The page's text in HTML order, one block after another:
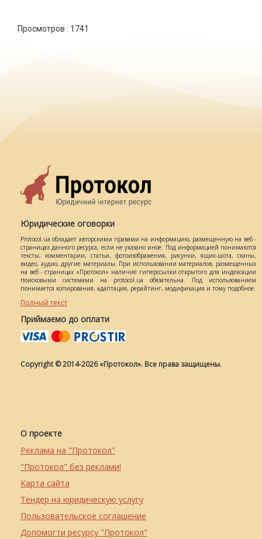
Просмотров : 1741
Юридические оговорки
Protocol.ua обладает авторскими правами на информацию, размещенную на веб -
страницах данного ресурса, если не указано иное. Под информацией понимаются
тексты, комментарии, статьи, фотоизображения, рисунки, ящик-шота, сканы,
видео, аудио, другие материалы. При использовании материалов, размещенных
на веб - страницах «Протокол» наличие гиперссылки открытого для индексации
поисковыми системами на protocol.ua обязательна. Под использованием
понимается копирования, адаптация, рерайтинг, модификация и тому подобное.
Полный текст
Приймаємо до оплати
Copyright © 2014-2026 «Протокол». Все права защищены.
О проекте
Реклама на "Протокол"
"Протокол" без реклами!
Карта сайта
Тендер на юридическую услугу
Пользовательское соглашение
Допомогти ресурсу "Протокол"